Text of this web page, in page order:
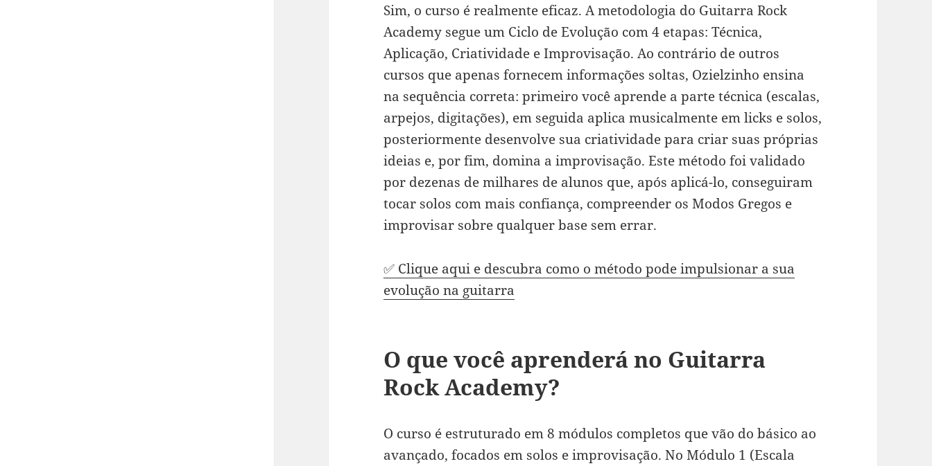
Sim, o curso é realmente eficaz. A metodologia do Guitarra Rock
Academy segue um Ciclo de Evolução com 4 etapas: Técnica,
Aplicação, Criatividade e Improvisação. Ao contrário de outros
cursos que apenas fornecem informações soltas, Ozielzinho ensina
na sequência correta: primeiro você aprende a parte técnica (escalas,
arpejos, digitações), em seguida aplica musicalmente em licks e solos,
posteriormente desenvolve sua criatividade para criar suas próprias
ideias e, por fim, domina a improvisação. Este método foi validado
por dezenas de milhares de alunos que, após aplicá-lo, conseguiram
tocar solos com mais confiança, compreender os Modos Gregos e
improvisar sobre qualquer base sem errar.
✅ Clique aqui e descubra como o método pode impulsionar a sua
evolução na guitarra
O que você aprenderá no Guitarra
Rock Academy?
O curso é estruturado em 8 módulos completos que vão do básico ao
avançado, focados em solos e improvisação. No Módulo 1 (Escala